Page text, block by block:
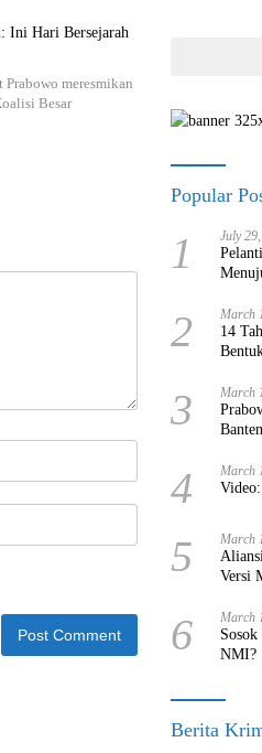
Ini Hari Bersejarah
meresmikan
Besar
Popular
1 July
2 March
14
3 March
Banten
4 March
5 March
Versi
6 March
NMI?
Berita